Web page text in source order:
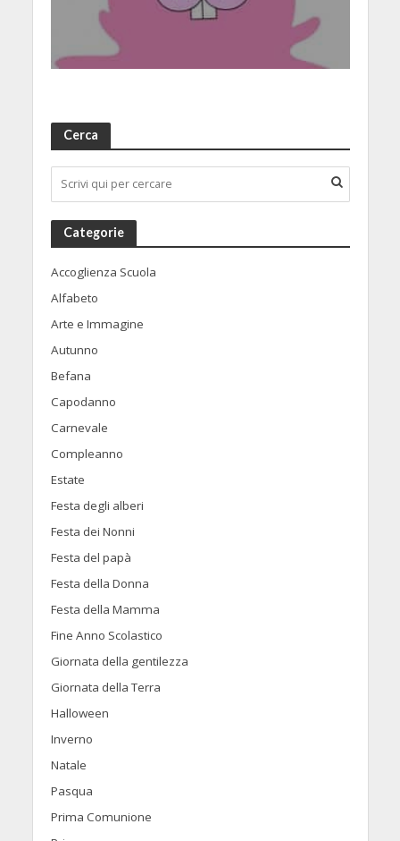
Cerca
Categorie
Accoglienza Scuola
Alfabeto
Arte e Immagine
Autunno
Befana
Capodanno
Carnevale
Compleanno
Estate
Festa degli alberi
Festa dei Nonni
Festa del papà
Festa della Donna
Festa della Mamma
Fine Anno Scolastico
Giornata della gentilezza
Giornata della Terra
Halloween
Inverno
Natale
Pasqua
Prima Comunione